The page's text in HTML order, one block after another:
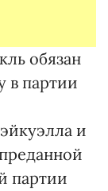
обязан
в партии
и
партии